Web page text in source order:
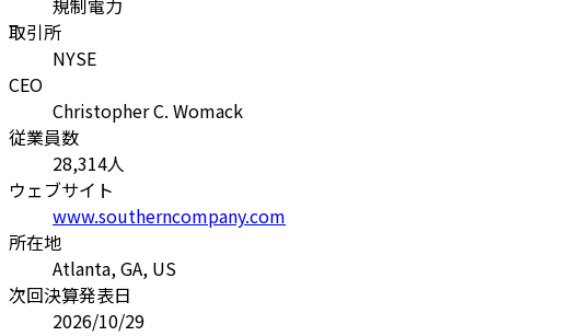
規制電力
取引所
NYSE
CEO
Christopher C. Womack
従業員数
28,314人
ウェブサイト
www.southerncompany.com
所在地
Atlanta, GA, US
次回決算発表日
2026/10/29